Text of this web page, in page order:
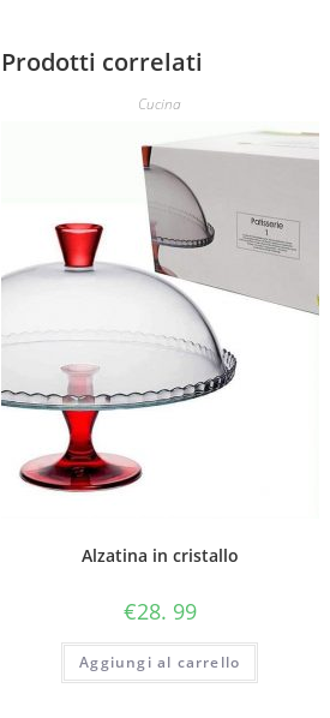
Prodotti correlati
Cucina
Alzatina in cristallo
€28. 99
Aggiungi al carrello